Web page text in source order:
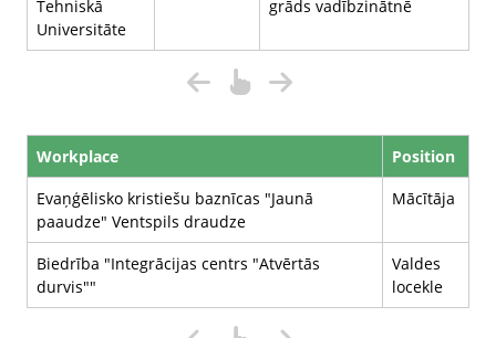
Tehniskā
Universitāte
grāds vadībzinātnē
Workplace
Position
Evaņģēlisko kristiešu baznīcas "Jaunā
paaudze" Ventspils draudze
Mācītāja
Biedrība "Integrācijas centrs "Atvērtās
durvis""
Valdes
locekle